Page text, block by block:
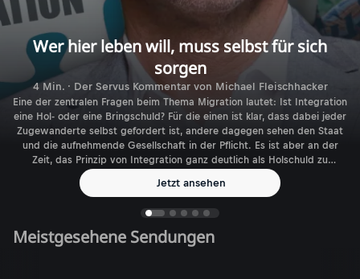
Wer hier leben will, muss selbst für sich
sorgen
4 Min. · Der Servus Kommentar von Michael Fleischhacker
Eine der zentralen Fragen beim Thema Migration lautet: Ist Integration
eine Hol- oder eine Bringschuld? Für die einen ist klar, dass dabei jeder
Zugewanderte selbst gefordert ist, andere dagegen sehen den Staat
und die aufnehmende Gesellschaft in der Pflicht. Es ist aber an der
Zeit, das Prinzip von Integration ganz deutlich als Holschuld zu
Jetzt ansehen
Meistgesehene Sendungen